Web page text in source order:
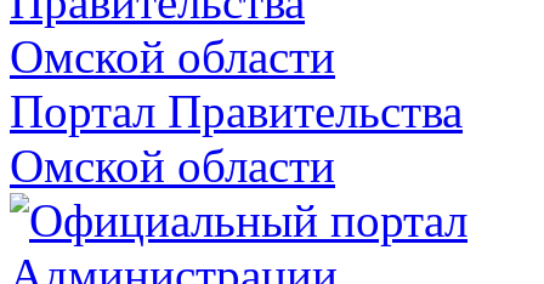
Портал Правительства
Омской области